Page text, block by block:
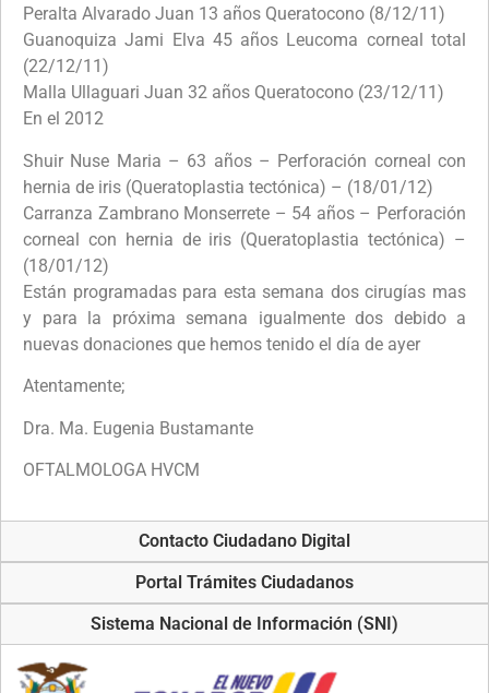
Peralta Alvarado Juan 13 años Queratocono (8/12/11)
Guanoquiza Jami Elva 45 años Leucoma corneal total
(22/12/11)
Malla Ullaguari Juan 32 años Queratocono (23/12/11)
En el 2012
Shuir Nuse Maria – 63 años – Perforación corneal con
hernia de iris (Queratoplastia tectónica) – (18/01/12)
Carranza Zambrano Monserrete – 54 años – Perforación
corneal con hernia de iris (Queratoplastia tectónica) –
(18/01/12)
Están programadas para esta semana dos cirugías mas
y para la próxima semana igualmente dos debido a
nuevas donaciones que hemos tenido el día de ayer
Atentamente;
Dra. Ma. Eugenia Bustamante
OFTALMOLOGA HVCM
Contacto Ciudadano Digital
Portal Trámites Ciudadanos
Sistema Nacional de Información (SNI)